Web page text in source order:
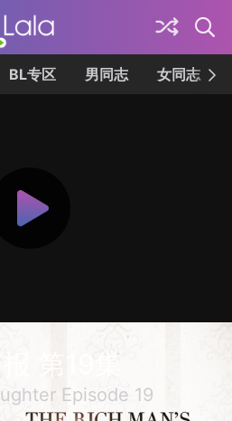
BL专区 男同志 女同志
报 第19集
Episode 19